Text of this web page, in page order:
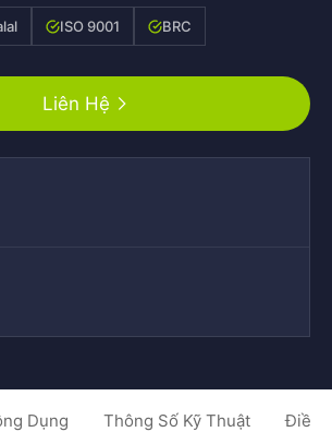
ISO 9001 BRC
Liên Hệ
Dụng Thông Số Kỹ Thuật Điều